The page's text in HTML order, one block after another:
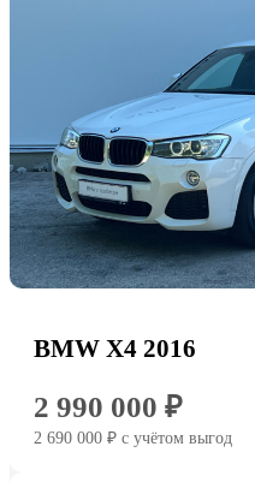
BMW X4 2016
2 990 000 ₽
2 690 000 ₽ c учётом выгод